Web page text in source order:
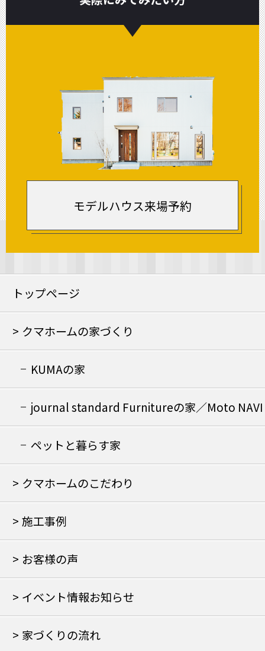
モデルハウス来場予約
トップページ
クマホームの家づくり
KUMAの家
journal standard Furnitureの家／Moto NAVI
の家
ペットと暮らす家
クマホームのこだわり
施工事例
お客様の声
イベント情報お知らせ
家づくりの流れ